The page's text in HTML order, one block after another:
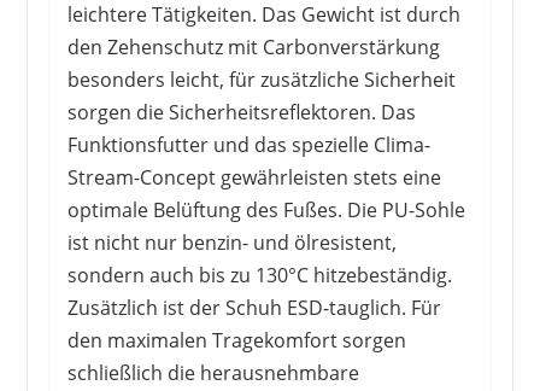
leichtere Tätigkeiten. Das Gewicht ist durch
den Zehenschutz mit Carbonverstärkung
besonders leicht, für zusätzliche Sicherheit
sorgen die Sicherheitsreflektoren. Das
Funktionsfutter und das spezielle Clima-
Stream-Concept gewährleisten stets eine
optimale Belüftung des Fußes. Die PU-Sohle
ist nicht nur benzin- und ölresistent,
sondern auch bis zu 130°C hitzebeständig.
Zusätzlich ist der Schuh ESD-tauglich. Für
den maximalen Tragekomfort sorgen
schließlich die herausnehmbare